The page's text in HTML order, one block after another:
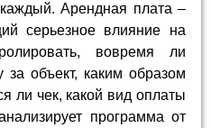
Арендная плата –
серьезное влияние на
вовремя ли
за объект, каким образом
ли чек, какой вид оплаты
программа от